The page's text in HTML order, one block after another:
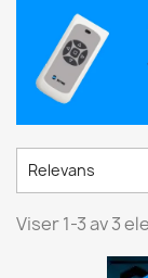
Relevans
Viser 1-3 av 3